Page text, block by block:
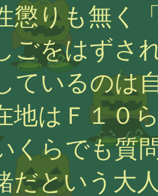
懲りも無く
ごをはずさ
ているのは
地はＦ１０
くらでも質
だという大